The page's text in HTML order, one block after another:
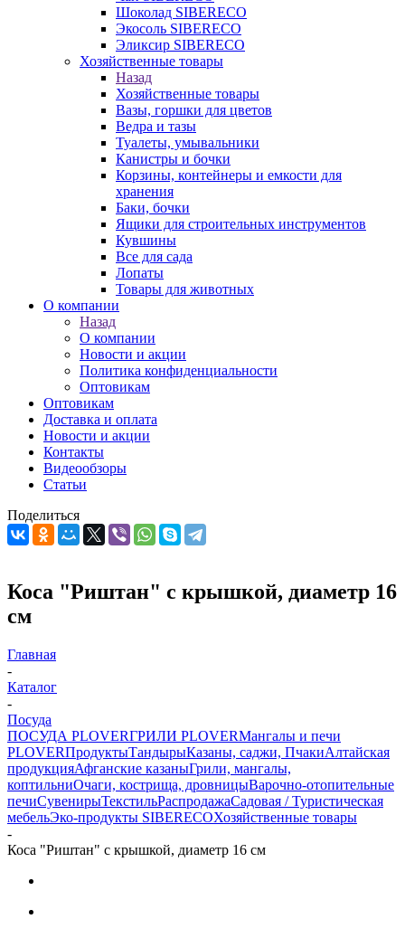
Шоколад SIBERECO
Экосоль SIBERECO
Эликсир SIBERECO
Хозяйственные товары
Назад
Хозяйственные товары
Вазы, горшки для цветов
Ведра и тазы
Туалеты, умывальники
Канистры и бочки
Корзины, контейнеры и емкости для
хранения
Баки, бочки
Ящики для строительных инструментов
Кувшины
Все для сада
Лопаты
Товары для животных
О компании
Назад
О компании
Новости и акции
Политика конфиденциальности
Оптовикам
Оптовикам
Доставка и оплата
Новости и акции
Контакты
Видеообзоры
Статьи
Поделиться
Коса "Риштан" с крышкой, диаметр 16
см
Главная
-
Каталог
-
Посуда
ПОСУДА PLOVERГРИЛИ PLOVERМангалы и печи
PLOVERПродуктыТандырыКазаны, саджи, ПчакиАлтайская
продукцияАфганские казаныГрили, мангалы,
коптильниОчаги, кострища, дровницыВарочно-отопительные
печиСувенирыТекстильРаспродажаСадовая / Туристическая
мебельЭко-продукты SIBERECOХозяйственные товары
-
Коса "Риштан" с крышкой, диаметр 16 см